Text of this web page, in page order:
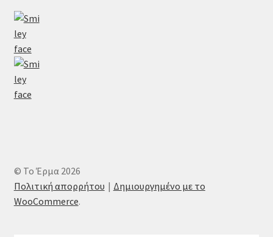
© Το Έρμα 2026
Πολιτική απορρήτου
Δημιουργημένο με το
WooCommerce.